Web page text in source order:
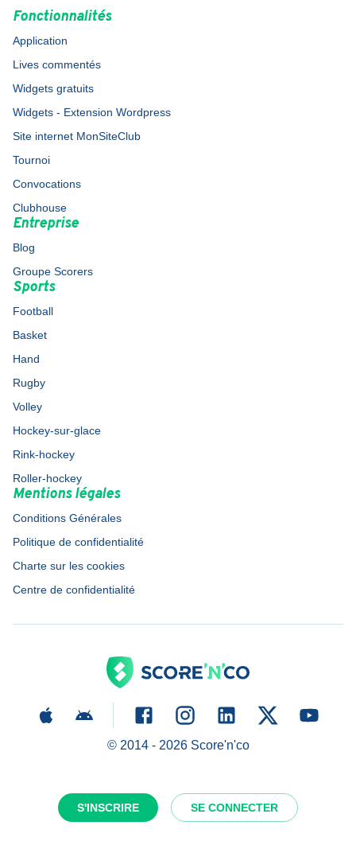
S'INSCRIRE SE CONNECTER
Fonctionnalités
Application
Lives commentés
Widgets gratuits
Widgets - Extension Wordpress
Site internet MonSiteClub
Tournoi
Convocations
Clubhouse
Entreprise
Blog
Groupe Scorers
Sports
Football
Basket
Hand
Rugby
Volley
Hockey-sur-glace
Rink-hockey
Roller-hockey
Mentions légales
Conditions Générales
Politique de confidentialité
Charte sur les cookies
Centre de confidentialité
© 2014 - 2026Score'n'co